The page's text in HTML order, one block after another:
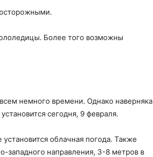
Более того возможны
немного времени. Однако наверняка
сегодня, 9 февраля.
облачная погода. Также
западного направления, 3-8 метров в